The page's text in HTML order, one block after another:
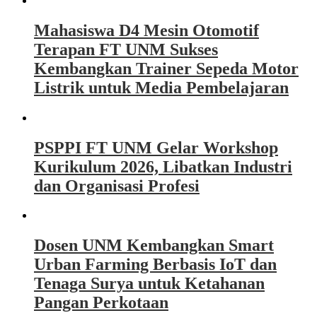
Mahasiswa D4 Mesin Otomotif
Terapan FT UNM Sukses
Kembangkan Trainer Sepeda Motor
Listrik untuk Media Pembelajaran
PSPPI FT UNM Gelar Workshop
Kurikulum 2026, Libatkan Industri
dan Organisasi Profesi
Dosen UNM Kembangkan Smart
Urban Farming Berbasis IoT dan
Tenaga Surya untuk Ketahanan
Pangan Perkotaan